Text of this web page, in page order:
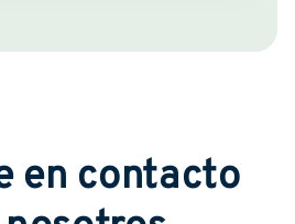
en contacto